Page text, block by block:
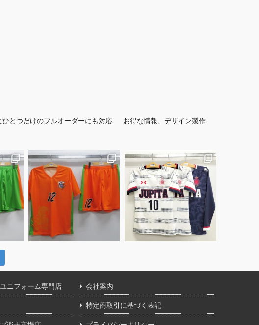
とつだけのフルオーダーにも対応
お得な情報、デザイン製作
ニフォーム専門店 会社案内
特定商取引に基づく表記